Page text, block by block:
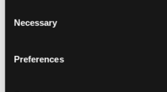
Selection
Necessary
Preferences
hochrealistische Simulationen
nützlich für